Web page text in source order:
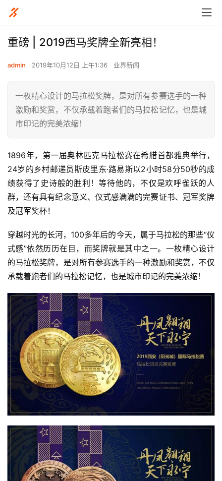
重磅 | 2019西马奖牌全新亮相！
admin 2019年10月12日 上午1:36 业界新闻
一枚精心设计的马拉松奖牌，是对所有参赛选手的一种
激励和奖赏，不仅承载着跑者们的马拉松记忆，也是城
市印记的完美浓缩！
1896年，第一届奥林匹克马拉松赛在希腊首都雅典举行，
24岁的乡村邮递员斯皮里东·路易斯以2小时58分50秒的成
绩获得了史诗般的胜利！等待他的，不仅是欢呼雀跃的人
群，还有具有纪念意义、仪式感满满的完赛证书、冠军奖牌
及冠军奖杯！
穿越时光的长河，100多年后的今天，属于马拉松的那些“仪
式感”依然历历在目，而奖牌就是其中之一。一枚精心设计
的马拉松奖牌，是对所有参赛选手的一种激励和奖赏，不仅
承载着跑者们的马拉松记忆，也是城市印记的完美浓缩！